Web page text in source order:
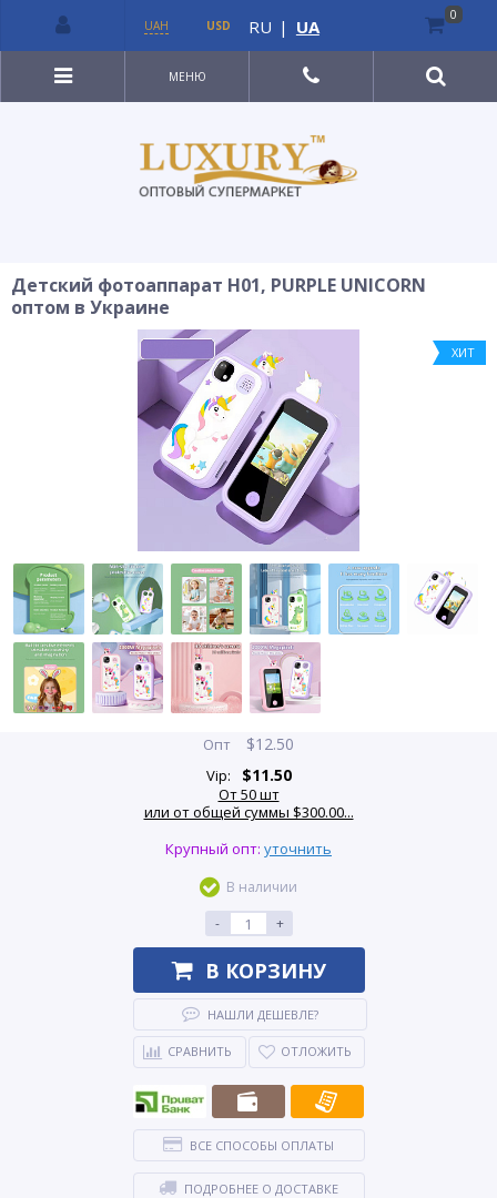
МЕНЮ
Детский фотоаппарат H01, PURPLE UNICORN
оптом в Украине
ХИТ
Опт $12.50
Vip: $11.50
От 50 шт
или от общей суммы $300.00...
Крупный опт: уточнить
В наличии
-
+
В КОРЗИНУ
НАШЛИ ДЕШЕВЛЕ?
СРАВНИТЬ ОТЛОЖИТЬ
ВСЕ СПОСОБЫ ОПЛАТЫ
ПОДРОБНЕЕ О ДОСТАВКЕ
UAH USD RU | UA
0